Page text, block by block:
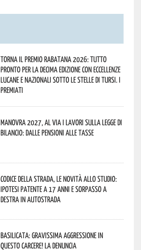
Torna il Premio Rabatana 2026: tutto
pronto per la decima edizione con eccellenze
lucane e nazionali sotto le stelle di Tursi. I
premiati
Manovra 2027, al via i lavori sulla Legge di
Bilancio: dalle pensioni alle tasse
Codice della strada, le novità allo studio:
ipotesi patente a 17 anni e sorpasso a
destra in autostrada
Basilicata: gravissima aggressione in
questo Carcere! La denuncia